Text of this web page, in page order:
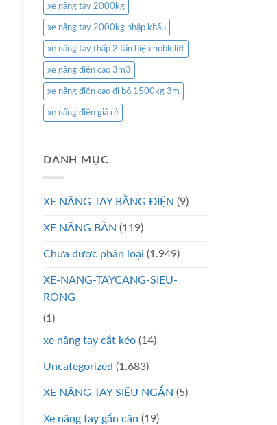
xe nâng tay 2000kg
xe nâng tay 2000kg nhập khẩu
xe nâng tay thấp 2 tấn hiệu noblelift
xe nâng điện cao 3m3
xe nâng điện cao đi bộ 1500kg 3m
xe nâng điện giá rẻ
DANH MỤC
XE NÂNG TAY BẰNG ĐIỆN (9)
XE NÂNG BÀN (119)
Chưa được phân loại (1.949)
XE-NANG-TAYCANG-SIEU-
RONG
(1)
xe nâng tay cắt kéo (14)
Uncategorized (1.683)
XE NÂNG TAY SIÊU NGẮN (5)
Xe nâng tay gắn cân (19)